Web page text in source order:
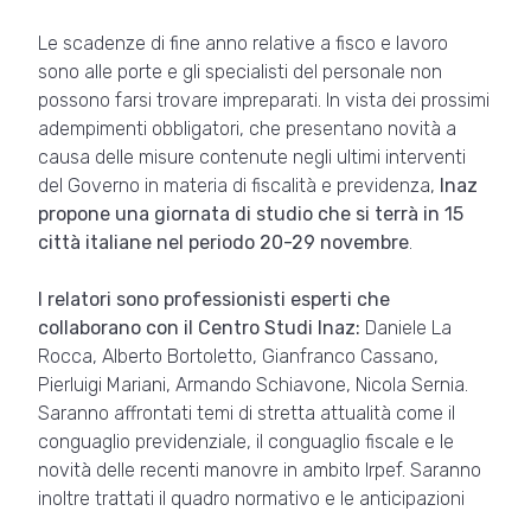
Le scadenze di fine anno relative a fisco e lavoro
sono alle porte e gli specialisti del personale non
possono farsi trovare impreparati. In vista dei prossimi
adempimenti obbligatori, che presentano novità a
causa delle misure contenute negli ultimi interventi
del Governo in materia di fiscalità e previdenza, Inaz
propone una giornata di studio che si terrà in 15
città italiane nel periodo 20-29 novembre.
I relatori sono professionisti esperti che
collaborano con il Centro Studi Inaz: Daniele La
Rocca, Alberto Bortoletto, Gianfranco Cassano,
Pierluigi Mariani, Armando Schiavone, Nicola Sernia.
Saranno affrontati temi di stretta attualità come il
conguaglio previdenziale, il conguaglio fiscale e le
novità delle recenti manovre in ambito Irpef. Saranno
inoltre trattati il quadro normativo e le anticipazioni